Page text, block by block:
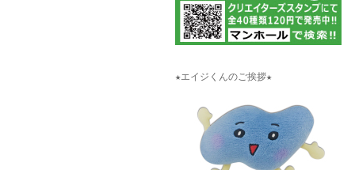
★エイジくんのご挨拶★